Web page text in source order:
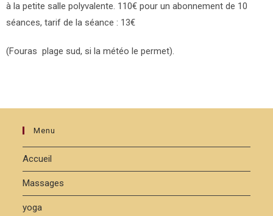
à la petite salle polyvalente. 110€ pour un abonnement de 10
séances, tarif de la séance : 13€
(Fouras plage sud, si la météo le permet).
Menu
Accueil
Massages
yoga